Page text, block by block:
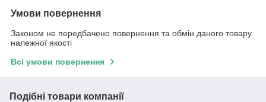
Умови повернення
Законом не передбачено повернення та обмін даного товару
належної якості
Всі умови повернення
Подібні товари компанії